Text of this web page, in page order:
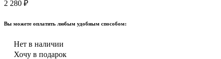
2 280 ₽
Вы можете оплатить любым удобным способом:
Нет в наличии
Хочу в подарок